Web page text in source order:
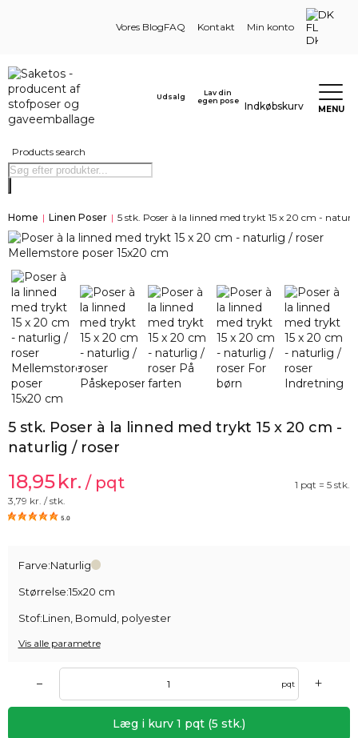
Vores BlogFAQ Kontakt Min konto
DK
Products search
Udsalg
Lav din
egen pose
Indkøbskurv MENU
Home | Linen Poser | 5 stk. Poser à la linned med trykt 15 x 20 cm -
5 stk. Poser à la linned med trykt 15 x 20 cm -
naturlig / roser
18,95kr. / pqt
1 pqt = 5 stk.
3,79 kr. / stk.
5.0
Farve:Naturlig
Størrelse:15x20 cm
Stof:Linen, Bomuld, polyester
Vis alle parametre
– pqt +
Læg i kurv 1 pqt (5 stk.)